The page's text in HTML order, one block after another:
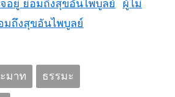
ผู้ไม่
ถึงสุขอันไพบูลย์
มาท ธรรมะ